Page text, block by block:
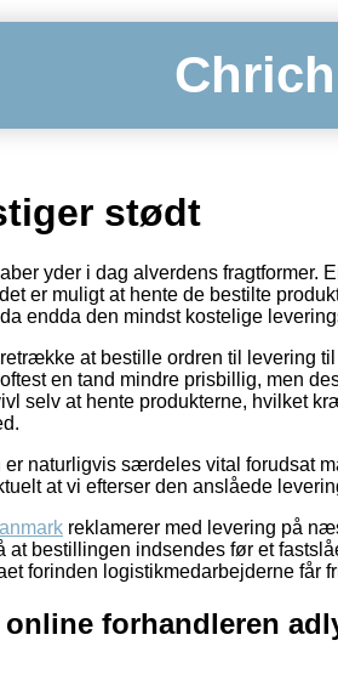
stødt
yder i dag alverdens fragtformer.
er muligt at hente de bestilte
endda den mindst kostelige
at bestille ordren til levering
en tand mindre prisbillig, men
selv at hente produkterne, hvilket
er naturligvis særdeles vital forudsat
at vi efterser den anslåede
reklamerer med levering på
at bestillingen indsendes før et
forinden logistikmedarbejderne får
online forhandleren